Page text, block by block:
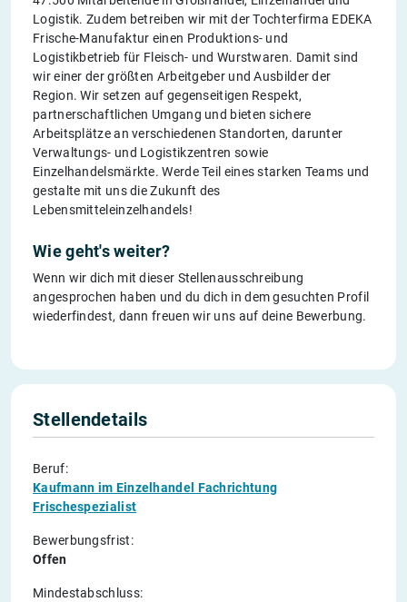
Logistik. Zudem betreiben wir mit der Tochterfirma EDEKA
Frische-Manufaktur einen Produktions- und
Logistikbetrieb für Fleisch- und Wurstwaren. Damit sind
wir einer der größten Arbeitgeber und Ausbilder der
Region. Wir setzen auf gegenseitigen Respekt,
partnerschaftlichen Umgang und bieten sichere
Arbeitsplätze an verschiedenen Standorten, darunter
Verwaltungs- und Logistikzentren sowie
Einzelhandelsmärkte. Werde Teil eines starken Teams und
gestalte mit uns die Zukunft des
Lebensmitteleinzelhandels!
Wie geht's weiter?
Wenn wir dich mit dieser Stellenausschreibung
angesprochen haben und du dich in dem gesuchten Profil
wiederfindest, dann freuen wir uns auf deine Bewerbung.
Stellendetails
Beruf:
Kaufmann im Einzelhandel Fachrichtung
Frischespezialist
Bewerbungsfrist:
Offen
Mindestabschluss: